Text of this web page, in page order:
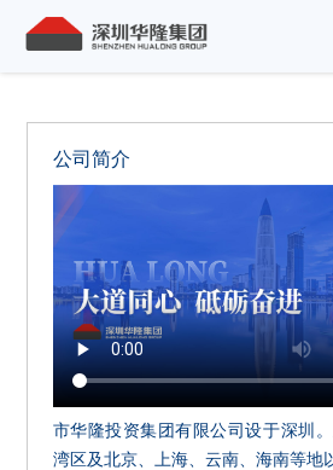
公司简介
市华隆投资集团有限公司设于深圳
湾区及北京、上海、云南、海南等地